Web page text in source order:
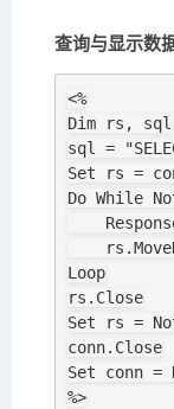
查询与显示数
<%
Dim rs, sql
sql =
Set rs =
Do While
Loop
rs.Close
Set rs =
conn.Close
Set conn =
%>